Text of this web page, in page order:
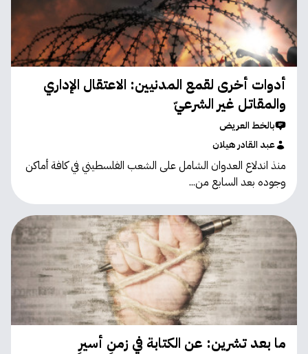
أدوات أخرى لقمع المدنيين: الاعتقال الإداري
والمقاتل غير الشرعيّ
بالخط العريض
عبد القادر هيلان
منذ اندلاع العدوان الشامل على الشعب الفلسطيني في كافة أماكن
وجوده بعد السابع من...
ما بعد تشرين: عن الكتابة في زمنٍ أسيرٍ